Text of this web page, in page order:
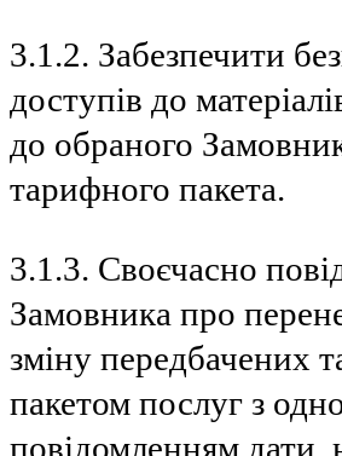
3.1.2. Забезпечити
доступів до
до обраного
тарифного пакета.
3.1.3. Своєчасно
Замовника про
зміну передбачених
пакетом послуг з
повідомленням дати,